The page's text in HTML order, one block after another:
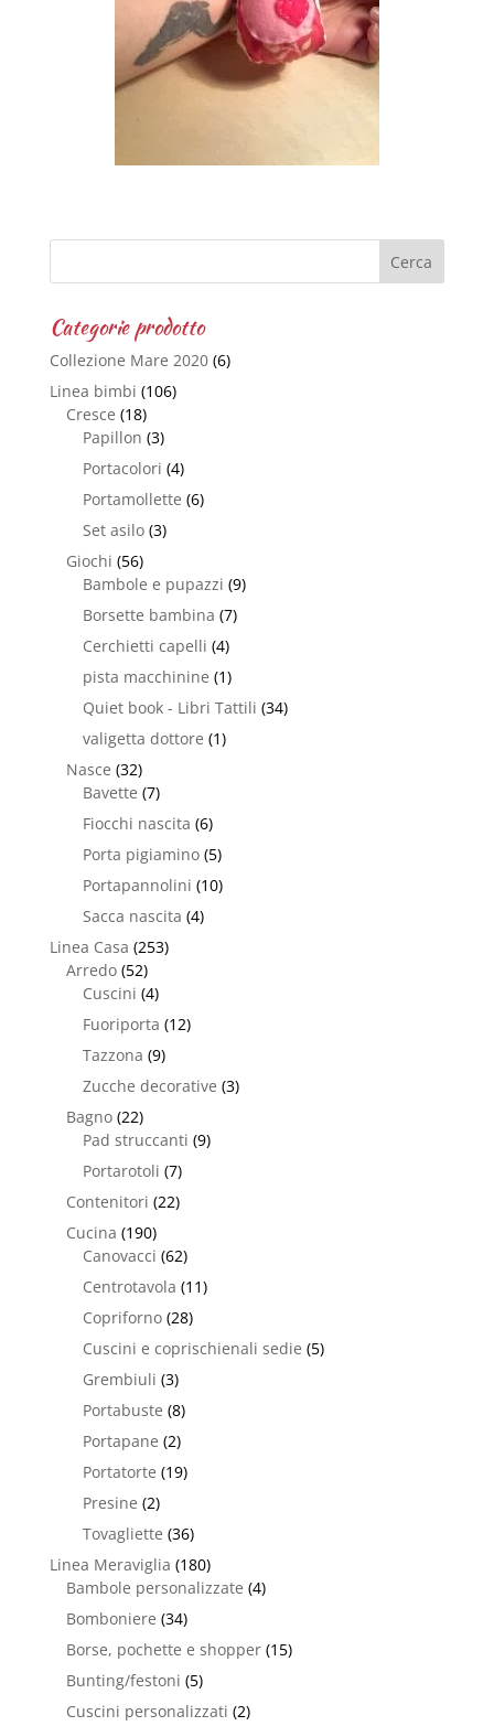
Categorie prodotto
Collezione Mare 2020 (6)
Linea bimbi (106)
Cresce (18)
Papillon (3)
Portacolori (4)
Portamollette (6)
Set asilo (3)
Giochi (56)
Bambole e pupazzi (9)
Borsette bambina (7)
Cerchietti capelli (4)
pista macchinine (1)
Quiet book - Libri Tattili (34)
valigetta dottore (1)
Nasce (32)
Bavette (7)
Fiocchi nascita (6)
Porta pigiamino (5)
Portapannolini (10)
Sacca nascita (4)
Linea Casa (253)
Arredo (52)
Cuscini (4)
Fuoriporta (12)
Tazzona (9)
Zucche decorative (3)
Bagno (22)
Pad struccanti (9)
Portarotoli (7)
Contenitori (22)
Cucina (190)
Canovacci (62)
Centrotavola (11)
Copriforno (28)
Cuscini e coprischienali sedie (5)
Grembiuli (3)
Portabuste (8)
Portapane (2)
Portatorte (19)
Presine (2)
Tovagliette (36)
Linea Meraviglia (180)
Bambole personalizzate (4)
Bomboniere (34)
Borse, pochette e shopper (15)
Bunting/festoni (5)
Cuscini personalizzati (2)